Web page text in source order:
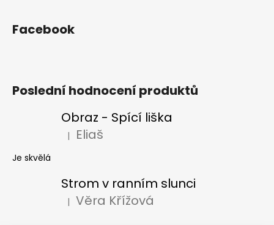
Facebook
Poslední hodnocení produktů
Obraz - Spící liška
Hodnocení produktu je 5 z 5 hvězdiček.
| Eliaš
Je skvělá
Strom v ranním slunci
Hodnocení produktu je 5 z 5 hvězdiček.
| Věra Křížová